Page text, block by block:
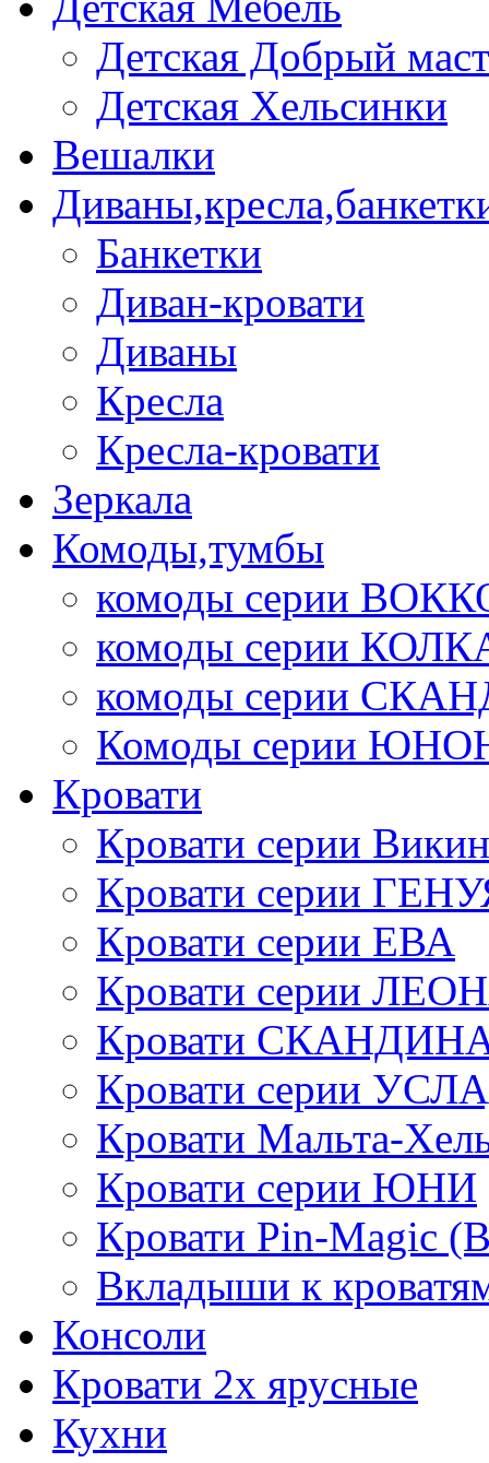
Детская Добрый
Детская Хельсинки
Вешалки
Банкетки
Диван-кровати
Диваны
Кресла
Кресла-кровати
Зеркала
Комоды,тумбы
комоды серии
комоды серии
комоды серии
Комоды серии
Кровати
Кровати серии
Кровати серии
Кровати серии ЕВА
Кровати серии
Кровати
Кровати серии
Кровати Мальта-
Кровати серии ЮНИ
Кровати Pin-Magic
Вкладыши к
Консоли
Кровати 2х ярусные
Кухни